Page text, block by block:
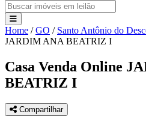
Leilões
Blog
Contato
Home / GO / Santo Antônio do
JARDIM ANA BEATRIZ I
Casa Venda Online
BEATRIZ I
Compartilhar